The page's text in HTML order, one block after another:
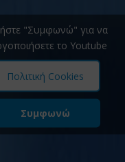
"Συμφωνώ" για να
το Youtube
Πολιτική Cookies
Συμφωνώ